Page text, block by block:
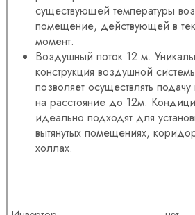
существующей температуры
помещение, действующей в
момент.
Воздушный поток 12 м.
конструкция воздушной
позволяет осуществлять подачу
на расстояние до 12м.
идеально подходят для
вытянутых помещениях,
холлах.